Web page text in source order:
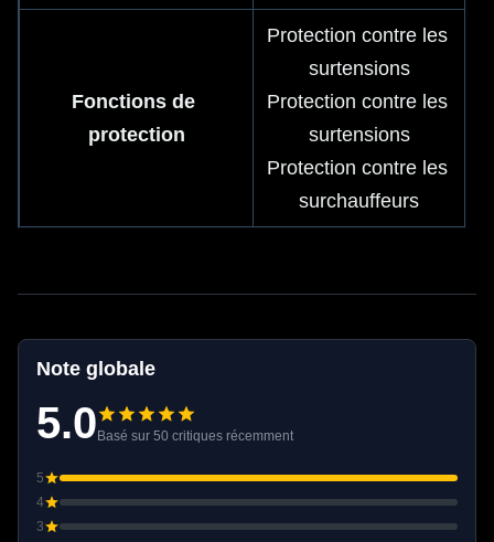
Fonctions de
protection
Protection contre les
surtensions
Protection contre les
surtensions
Protection contre les
surchauffeurs
Note globale
5.0Basé sur 50 critiques récemment
5
4
3